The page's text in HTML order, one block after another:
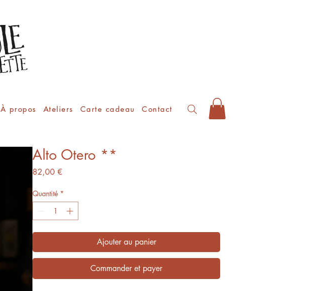
À propos Ateliers Carte cadeau Contact
Alto Otero **
82,00 €
Quantité *
Ajouter au panier
Commander et payer